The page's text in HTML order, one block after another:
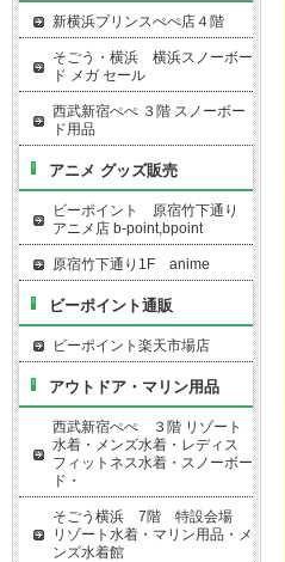
新横浜プリンスぺぺ店４階
そごう・横浜 横浜スノーボー
ド メガ セール
西武新宿ぺぺ ３階 スノーボー
ド用品
アニメ グッズ販売
ビーポイント 原宿竹下通り
アニメ店 b-point,bpoint
原宿竹下通り1F anime
ビーポイント通販
ビーポイント楽天市場店
アウトドア・マリン用品
西武新宿ぺぺ ３階 リゾート
水着・メンズ水着・レディス
フィットネス水着・スノーボー
ド・
そごう横浜 7階 特設会場
リゾート水着・マリン用品・メ
ンズ水着館